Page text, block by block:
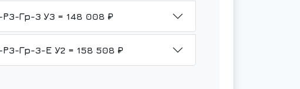
НМШ 8-25-6,3/6-ТВ3-Р3-Гр-3 У3 = 148 008 ₽
НМШ 8-25-6,3/6-ТВ3-Р3-Гр-3-Е У2 = 158 508 ₽